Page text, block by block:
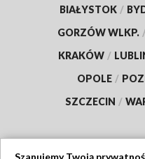
BIAŁYSTOK /
GORZÓW WLKP.
KRAKÓW /
OPOLE /
SZCZECIN /
Szanujemy Twoją